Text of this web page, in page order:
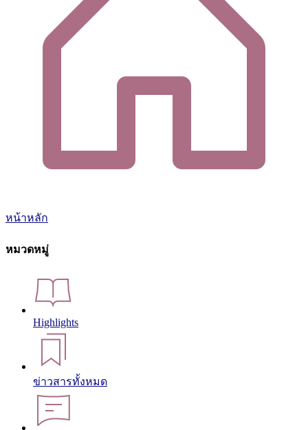
หน้าหลัก
หมวดหมู่
Highlights
ข่าวสารทั้งหมด